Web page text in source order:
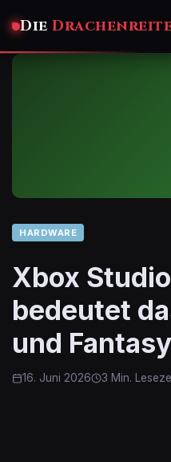
Die
HARDWARE
Xbox
bedeutet
und
16. Juni 2026 3 Min.